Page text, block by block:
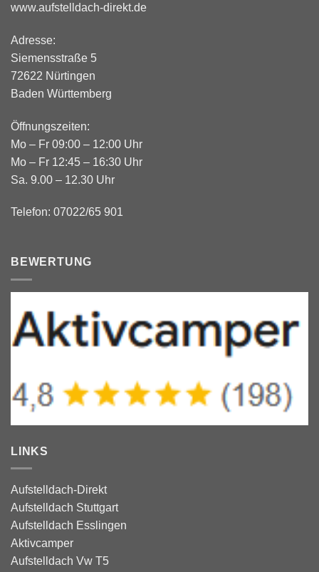
www.aufstelldach-direkt.de
Adresse:
Siemensstraße 5
72622 Nürtingen
Baden Württemberg
Öffnungszeiten:
Mo – Fr 09:00 – 12:00 Uhr
Mo – Fr 12:45 – 16:30 Uhr
Sa. 9.00 – 12.30 Uhr
Telefon: 07022/65 901
BEWERTUNG
LINKS
Aufstelldach-Direkt
Aufstelldach Stuttgart
Aufstelldach Esslingen
Aktivcamper
Aufstelldach Vw T5